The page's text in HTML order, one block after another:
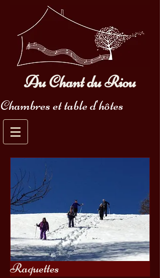
Chambres et table d'hôtes
Au Chant du Riou
Raquettes